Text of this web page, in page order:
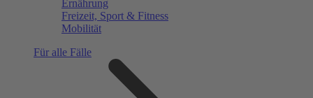
Ernährung
Freizeit, Sport & Fitness
Mobilität
Für alle Fälle